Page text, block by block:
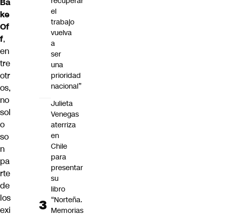
ke
Of
f,
en
tre
otr
os,
no
sol
o
so
n
pa
rte
de
los
exi
el
trabajo
vuelva
a
ser
una
prioridad
nacional”
Julieta
Venegas
aterriza
en
Chile
para
presentar
su
libro
“Norteña.
Memorias